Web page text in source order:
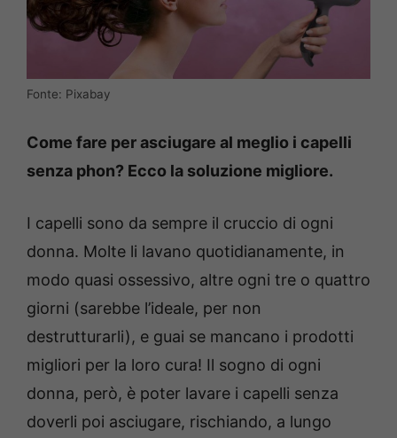
Fonte: Pixabay
Come fare per asciugare al meglio i capelli
senza phon? Ecco la soluzione migliore.
I capelli sono da sempre il cruccio di ogni
donna. Molte li lavano quotidianamente, in
modo quasi ossessivo, altre ogni tre o quattro
giorni (sarebbe l’ideale, per non
destrutturarli), e guai se mancano i prodotti
migliori per la loro cura! Il sogno di ogni
donna, però, è poter lavare i capelli senza
doverli poi asciugare, rischiando, a lungo